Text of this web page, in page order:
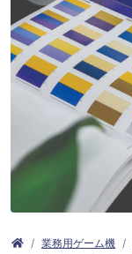
業務用ゲーム機